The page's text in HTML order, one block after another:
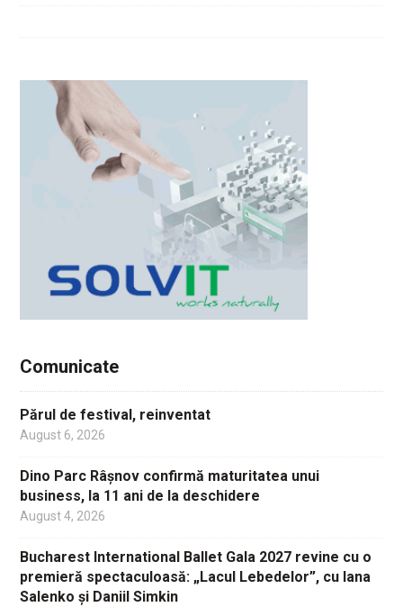
Comunicate
Părul de festival, reinventat
August 6, 2026
Dino Parc Râșnov confirmă maturitatea unui
business, la 11 ani de la deschidere
August 4, 2026
Bucharest International Ballet Gala 2027 revine cu o
premieră spectaculoasă: „Lacul Lebedelor”, cu Iana
Salenko și Daniil Simkin